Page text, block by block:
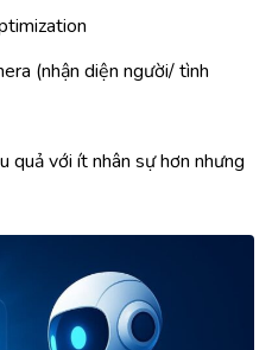
(nhận diện người/ tình
quả với ít nhân sự hơn nhưng